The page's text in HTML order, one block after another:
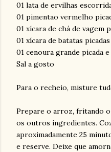
01 lata de ervilhas
01 pimentao vermelho
01 xícara de chá de vagem
01 xícara de batatas
01 cenoura grande picada
Sal a gosto
Para o recheio, misture
Prepare o arroz, fritando
os outros ingredientes.
aproximadamente 25
e reserve. Deixe que